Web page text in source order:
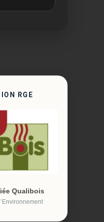
RGE
Qualibois